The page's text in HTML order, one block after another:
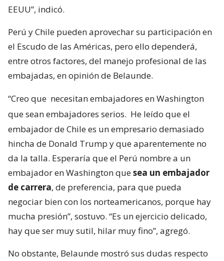
EEUU”, indicó.
Perú y Chile pueden aprovechar su participación en
el Escudo de las Américas, pero ello dependerá,
entre otros factores, del manejo profesional de las
embajadas, en opinión de Belaunde.
“Creo que necesitan embajadores en Washington
que sean embajadores serios. He leído que el
embajador de Chile es un empresario demasiado
hincha de Donald Trump y que aparentemente no
da la talla. Esperaría que el Perú nombre a un
embajador en Washington quesea un embajador
de carrera, de preferencia, para que pueda
negociar bien con los norteamericanos, porque hay
mucha presión”, sostuvo. “Es un ejercicio delicado,
hay que ser muy sutil, hilar muy fino”, agregó.
No obstante, Belaunde mostró sus dudas respecto